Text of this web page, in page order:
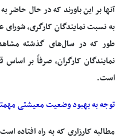
آنها بر این باورند که در حال حاضر
به نسبت نمایندگان کارگری،
طور که در سال‌های گذشته
نمایندگان کارگران، صرفاً بر
است.
توجه به بهبود وضعیت معیشتی